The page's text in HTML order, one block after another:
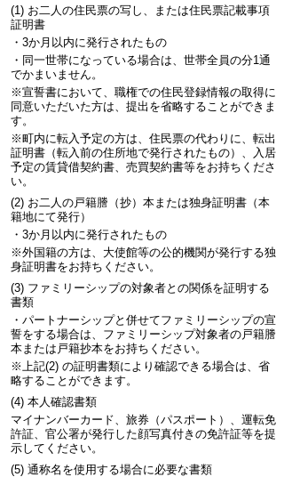
(1) お二人の住民票の写し、または住民票記載事項
証明書
・3か月以内に発行されたもの
・同一世帯になっている場合は、世帯全員の分1通
でかまいません。
※宣誓書において、職権での住民登録情報の取得に
同意いただいた方は、提出を省略することができま
す。
※町内に転入予定の方は、住民票の代わりに、転出
証明書（転入前の住所地で発行されたもの）、入居
予定の賃貸借契約書、売買契約書等をお持ちくださ
い。
(2) お二人の戸籍謄（抄）本または独身証明書（本
籍地にて発行）
・3か月以内に発行されたもの
※外国籍の方は、大使館等の公的機関が発行する独
身証明書をお持ちください。
(3) ファミリーシップの対象者との関係を証明する
書類
・パートナーシップと併せてファミリーシップの宣
誓をする場合は、ファミリーシップ対象者の戸籍謄
本または戸籍抄本をお持ちください。
※上記(2) の証明書類により確認できる場合は、省
略することができます。
(4) 本人確認書類
マイナンバーカード、旅券（パスポート）、運転免
許証、官公署が発行した顔写真付きの免許証等を提
示してください。
(5) 通称名を使用する場合に必要な書類